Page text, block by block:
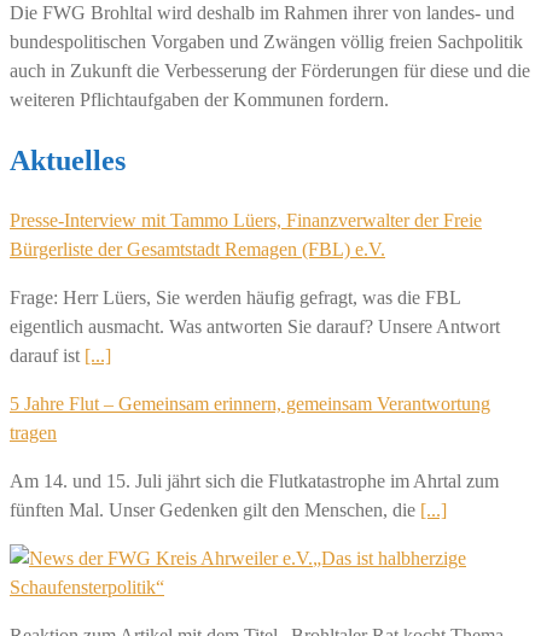
Die FWG Brohltal wird deshalb im Rahmen ihrer von landes- und
bundespolitischen Vorgaben und Zwängen völlig freien Sachpolitik
auch in Zukunft die Verbesserung der Förderungen für diese und die
weiteren Pflichtaufgaben der Kommunen fordern.
Aktuelles
Presse-Interview mit Tammo Lüers, Finanzverwalter der Freie
Bürgerliste der Gesamtstadt Remagen (FBL) e.V.
Frage: Herr Lüers, Sie werden häufig gefragt, was die FBL
eigentlich ausmacht. Was antworten Sie darauf? Unsere Antwort
darauf ist [...]
5 Jahre Flut – Gemeinsam erinnern, gemeinsam Verantwortung
tragen
Am 14. und 15. Juli jährt sich die Flutkatastrophe im Ahrtal zum
fünften Mal. Unser Gedenken gilt den Menschen, die [...]
„Das ist halbherzige
Schaufensterpolitik“